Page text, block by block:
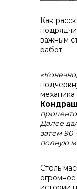
Как
важным
работ.
Далее
затем 90
полную
Столь